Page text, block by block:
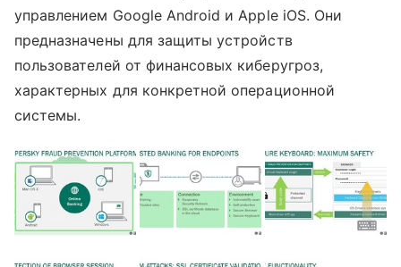
управлением Google Android и Apple iOS. Они
предназначены для защиты устройств
пользователей от финансовых киберугроз,
характерных для конкретной операционной
системы.